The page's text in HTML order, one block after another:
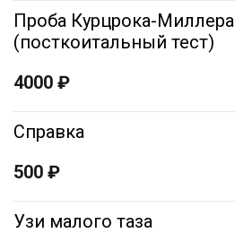
Проба Курцрока-Миллера
(посткоитальный тест)
4000 ₽
Справка
500 ₽
Узи малого таза